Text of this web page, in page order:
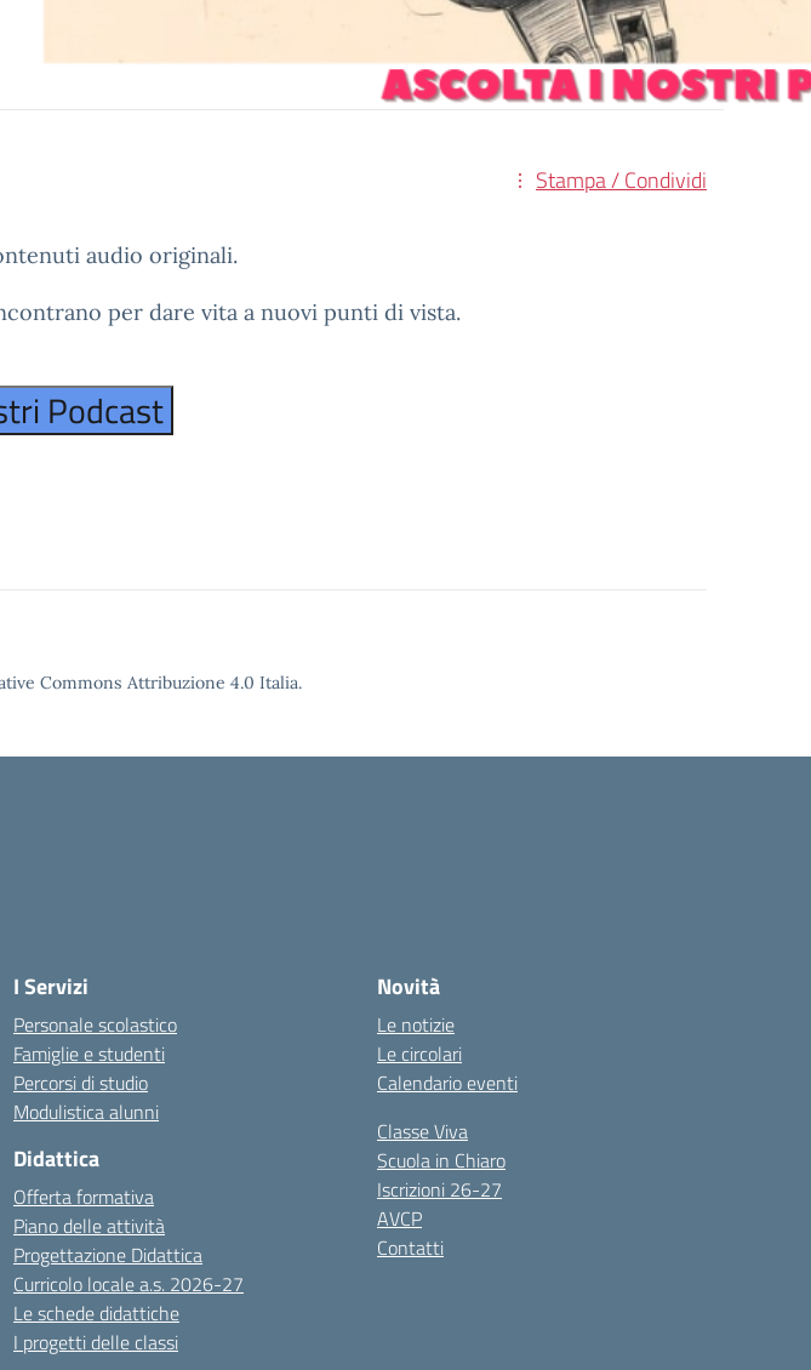
Stampa / Condividi
audio originali.
per dare vita a nuovi punti di vista.
Commons Attribuzione 4.0 Italia.
I Servizi
Personale scolastico
Famiglie e studenti
Percorsi di studio
Modulistica alunni
Didattica
Offerta formativa
Piano delle attività
Progettazione Didattica
Curricolo locale a.s. 2026-27
Le schede didattiche
I progetti delle classi
Novità
Le notizie
Le circolari
Calendario eventi
Classe Viva
Scuola in Chiaro
Iscrizioni 26-27
AVCP
Contatti